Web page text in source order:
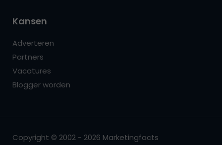
Kansen
Adverteren
Partners
Vacatures
Blogger worden
Copyright © 2002 - 2026 Marketingfacts